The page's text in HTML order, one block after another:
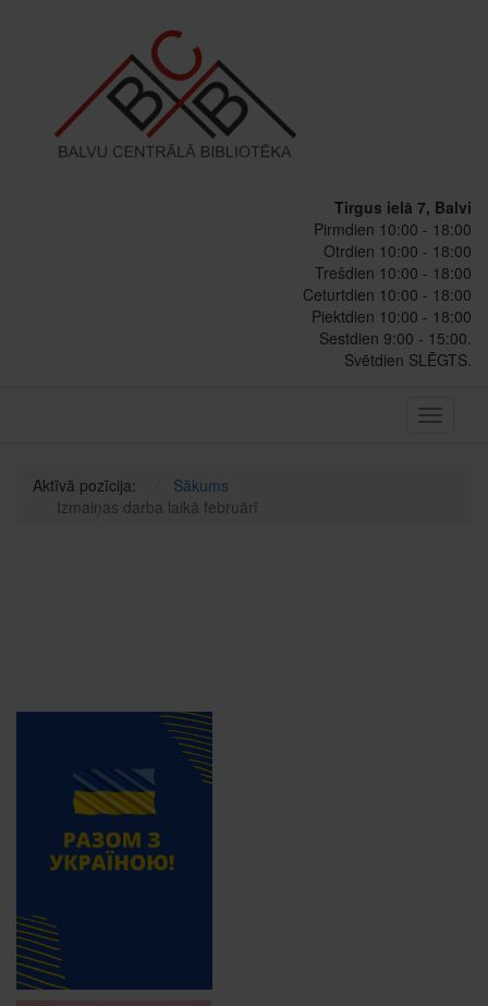
Tirgus ielā 7, Balvi
Pirmdien 10:00 - 18:00
Otrdien 10:00 - 18:00
Trešdien 10:00 - 18:00
Ceturtdien 10:00 - 18:00
Piektdien 10:00 - 18:00
Sestdien 9:00 - 15:00.
Svētdien SLĒGTS.
Toggle
Aktīvā pozīcija:
Sākums
Izmaiņas darba laikā februārī